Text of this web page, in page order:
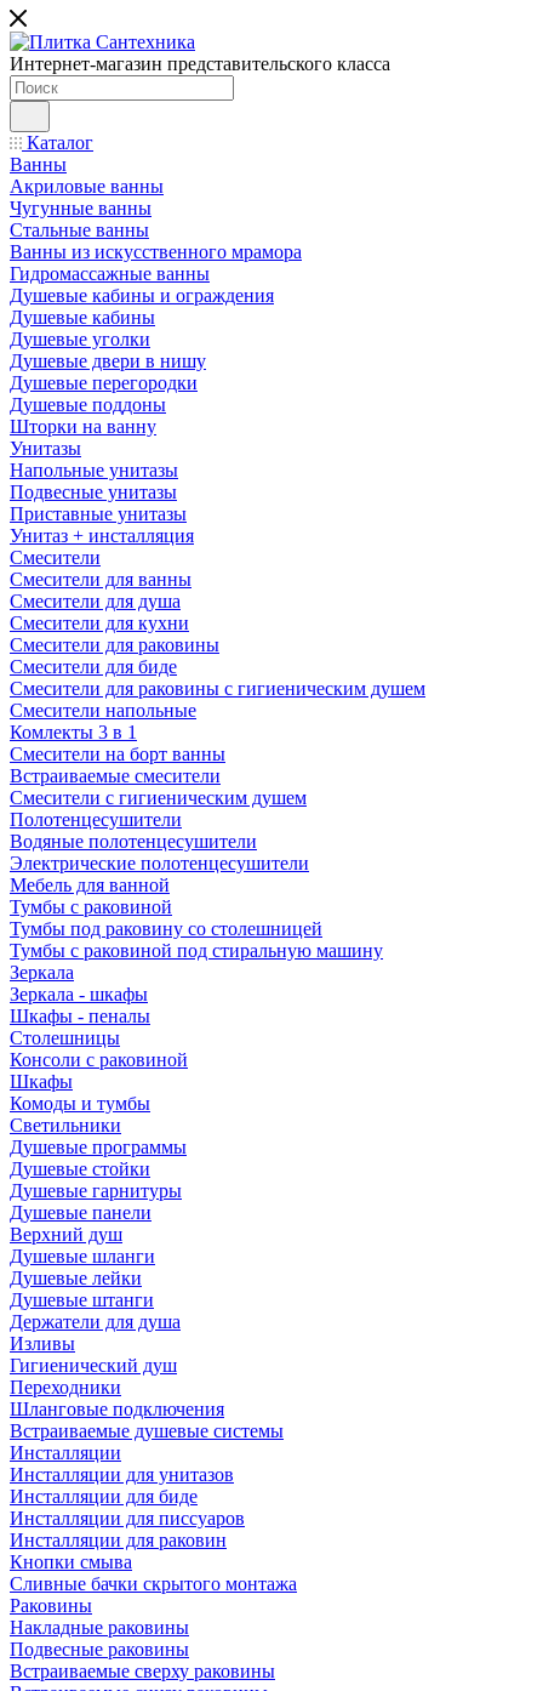
Интернет-магазин представительского класса
Каталог
Ванны
Акриловые ванны
Чугунные ванны
Стальные ванны
Ванны из искусственного мрамора
Гидромассажные ванны
Душевые кабины и ограждения
Душевые кабины
Душевые уголки
Душевые двери в нишу
Душевые перегородки
Душевые поддоны
Шторки на ванну
Унитазы
Напольные унитазы
Подвесные унитазы
Приставные унитазы
Унитаз + инсталляция
Смесители
Смесители для ванны
Смесители для душа
Смесители для кухни
Смесители для раковины
Смесители для биде
Смесители для раковины с гигиеническим душем
Смесители напольные
Комлекты 3 в 1
Смесители на борт ванны
Встраиваемые смесители
Смесители с гигиеническим душем
Полотенцесушители
Водяные полотенцесушители
Электрические полотенцесушители
Мебель для ванной
Тумбы с раковиной
Тумбы под раковину со столешницей
Тумбы с раковиной под стиральную машину
Зеркала
Зеркала - шкафы
Шкафы - пеналы
Столешницы
Консоли с раковиной
Шкафы
Комоды и тумбы
Светильники
Душевые программы
Душевые стойки
Душевые гарнитуры
Душевые панели
Верхний душ
Душевые шланги
Душевые лейки
Душевые штанги
Держатели для душа
Изливы
Гигиенический душ
Переходники
Шланговые подключения
Встраиваемые душевые системы
Инсталляции
Инсталляции для унитазов
Инсталляции для биде
Инсталляции для писсуаров
Инсталляции для раковин
Кнопки смыва
Сливные бачки скрытого монтажа
Раковины
Накладные раковины
Подвесные раковины
Встраиваемые сверху раковины